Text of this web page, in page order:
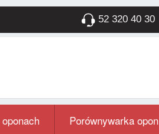
52 320 40 30
Porównywarka opon